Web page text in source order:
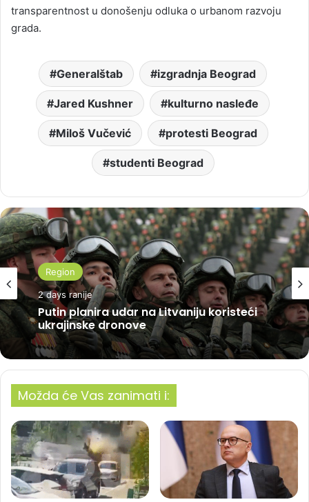
transparentnost u donošenju odluka o urbanom razvoju
grada.
Generalštab izgradnja Beograd
Jared Kushner kulturno nasleđe
Miloš Vučević protesti Beograd
studenti Beograd
Region
2 days ranije
Putin planira udar na Litvaniju koristeći
ukrajinske dronove
Možda će Vas zanimati i: